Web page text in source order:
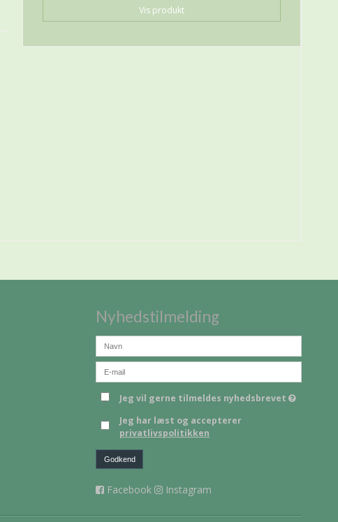
Vis produkt
Nyhedstilmelding
Jeg vil gerne tilmeldes nyhedsbrevet
Jeg har læst og accepterer
privatlivspolitikken
Godkend
Facebook Instagram